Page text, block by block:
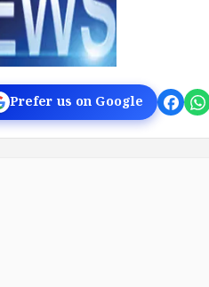
Prefer us on Google